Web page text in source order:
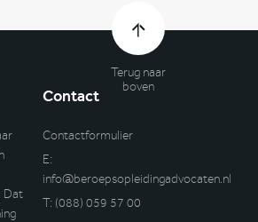
Terug naar
boven
Dat
Contact
Contactformulier
E:
info@beroepsopleidingadvocaten.nl
T: (088) 059 57 00